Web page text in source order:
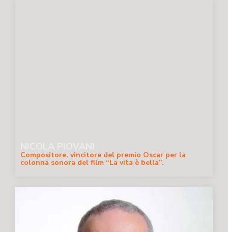
Compositore, vincitore del premio Oscar per la
colonna sonora del film “La vita è bella”.